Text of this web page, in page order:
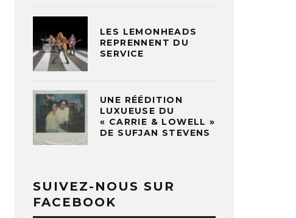
LES LEMONHEADS
REPRENNENT DU
SERVICE
UNE RÉÉDITION
LUXUEUSE DU
« CARRIE & LOWELL »
DE SUFJAN STEVENS
SUIVEZ-NOUS SUR
FACEBOOK